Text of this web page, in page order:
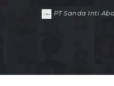
PT Sanda Inti